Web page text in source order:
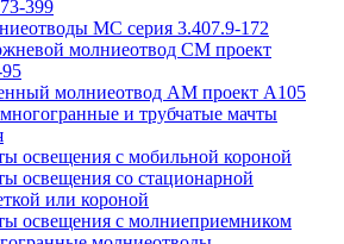
399
МС серия 3.407.9-172
молниеотвод СМ проект
молниеотвод АМ проект А105
и трубчатые мачты
освещения с мобильной короной
освещения со стационарной
или короной
освещения с молниеприемником